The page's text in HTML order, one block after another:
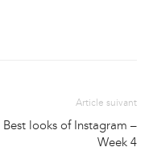
Article suivant
Best looks of Instagram –
Week 4